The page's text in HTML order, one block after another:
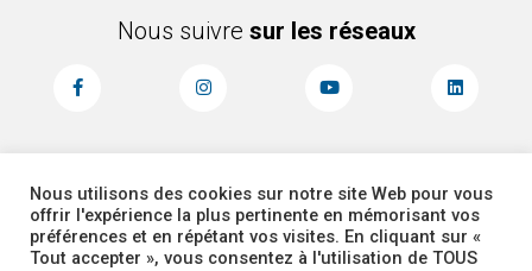
Nous suivre sur les réseaux
MENTIONS LÉGALES
PLAN DU SITE
ACCESSIBILITÉ
ADMINISTRATEUR
Nous utilisons des cookies sur notre site Web pour vous
offrir l'expérience la plus pertinente en mémorisant vos
préférences et en répétant vos visites. En cliquant sur «
Tout accepter », vous consentez à l'utilisation de TOUS